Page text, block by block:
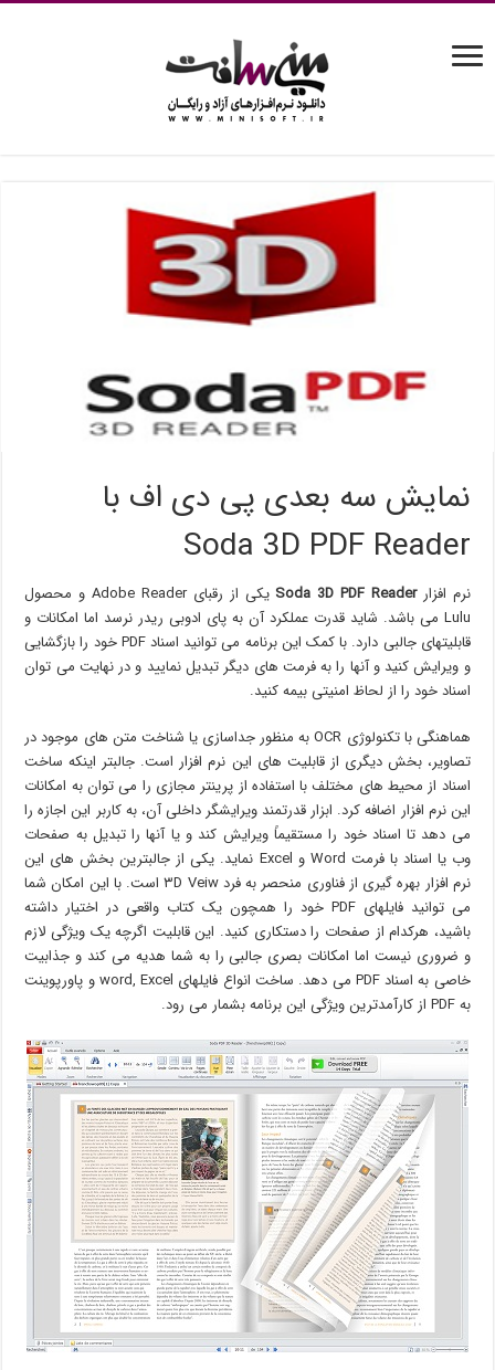
نمایش سه بعدی پی دی اف با
Soda 3D PDF Reader
نرم افزارSoda 3D PDF Reader
یکی از رقبای Adobe Reader و محصول
Lulu می باشد. شاید قدرت عملکرد آن به پای ادوبی ریدر نرسد اما امکانات و
قابلیتهای جالبی دارد. با کمک این برنامه می توانید اسناد PDF خود را بازگشایی
و ویرایش کنید و آنها را به فرمت های دیگر تبدیل نمایید و در نهایت می توان
اسناد خود را از لحاظ امنیتی بیمه کنید.
هماهنگی با تکنولوژی OCR به منظور جداسازی یا شناخت متن های موجود در
تصاویر، بخش دیگری از قابلیت های این نرم افزار است. جالبتر اینکه ساخت
اسناد از محیط های مختلف با استفاده از پرینتر مجازی را می توان به امکانات
این نرم افزار اضافه کرد. ابزار قدرتمند ویرایشگر داخلی آن، به کاربر این اجازه را
می دهد تا اسناد خود را مستقیماً ویرایش کند و یا آنها را تبدیل به صفحات
وب یا اسناد با فرمت Word و Excel نماید. یکی از جالبترین بخش های این
نرم افزار بهره گیری از فناوری منحصر به فرد ۳D Veiw است. با این امکان شما
می توانید فایلهای PDF خود را همچون یک کتاب واقعی در اختیار داشته
باشید، هرکدام از صفحات را دستکاری کنید. این قابلیت اگرچه یک ویژگی لازم
و ضروری نیست اما امکانات بصری جالبی را به شما هدیه می کند و جذابیت
خاصی به اسناد PDF می دهد. ساخت انواع فایلهای word, Excel و پاورپوینت
به PDF از کارآمدترین ویژگی این برنامه بشمار می رود.